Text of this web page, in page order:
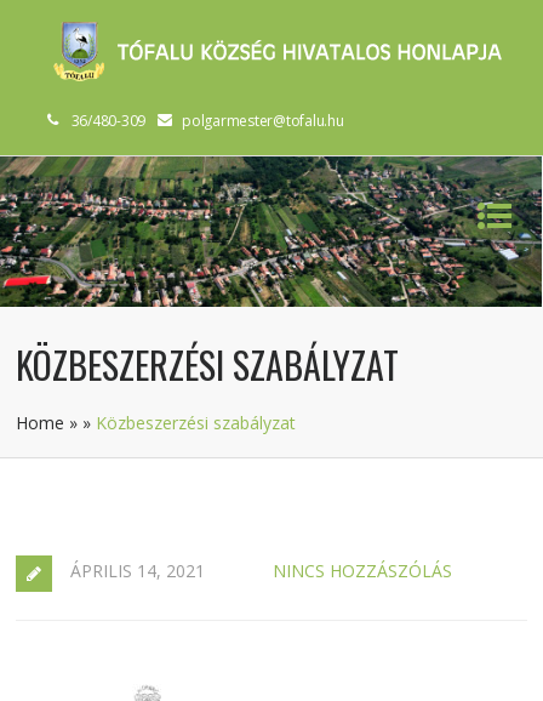
36/480-309 polgarmester@tofalu.hu
KÖZBESZERZÉSI SZABÁLYZAT
Home » » Közbeszerzési szabályzat
ÁPRILIS 14, 2021 NINCS HOZZÁSZÓLÁS